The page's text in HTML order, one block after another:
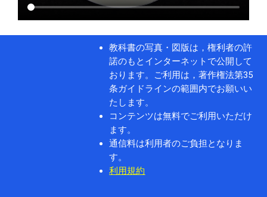
教科書の写真・図版は，権利者の許
諾のもとインターネットで公開して
おります。ご利用は，著作権法第35
条ガイドラインの範囲内でお願いい
たします。
コンテンツは無料でご利用いただけ
ます。
通信料は利用者のご負担となりま
す。
利用規約